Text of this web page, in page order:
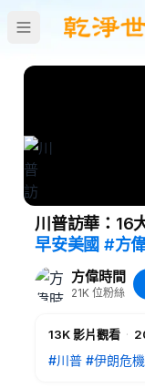
川普訪華：16
早安美國 #方
方偉時間
21K 位粉絲
13K影片觀看 ·
#川普 #伊朗危機